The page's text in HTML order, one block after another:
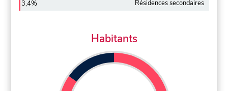
3,4% Résidences secondaires
Habitants